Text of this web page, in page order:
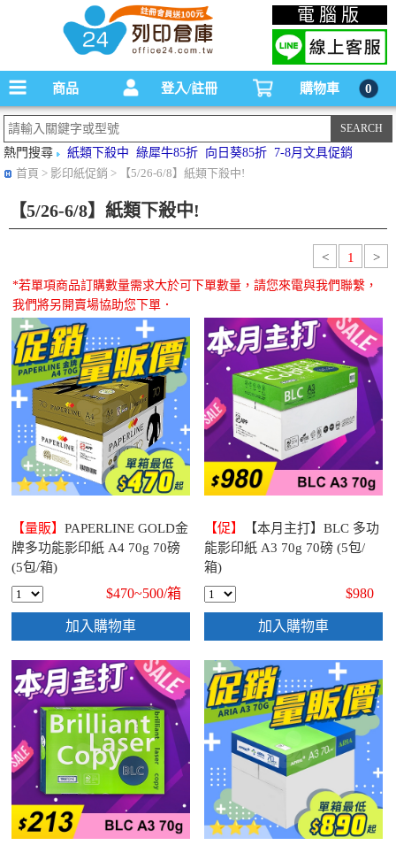
碳粉匣，墨水匣,原廠碳粉匣，副廠碳粉匣，環保碳粉匣,連續供墨印表機-office24列印
倉庫線上購物手機版
電腦版
商品 登入/註冊 購物車 0
熱門搜尋 紙類下殺中 綠犀牛85折 向日葵85折 7-8月文具促銷
首頁 > 影印紙促銷 > 【5/26-6/8】紙類下殺中!
【5/26-6/8】紙類下殺中!
< 1 >
*若單項商品訂購數量需求大於可下單數量，請您來電與我們聯繫，
我們將另開賣場協助您下單．
【量販】PAPERLINE GOLD金
牌多功能影印紙 A4 70g 70磅
(5包/箱)
$470~500/箱
加入購物車
【促】
【本月主打】BLC 多功
能影印紙 A3 70g 70磅 (5包/
箱)
$980
加入購物車